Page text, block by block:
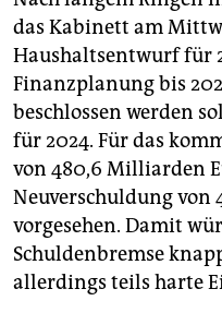
das Kabinett am
Haushaltsentwurf für
Finanzplanung bis
beschlossen werden
für 2024. Für das
von 480,6 Milliarden
Neuverschuldung von
vorgesehen. Damit
Schuldenbremse
allerdings teils harte